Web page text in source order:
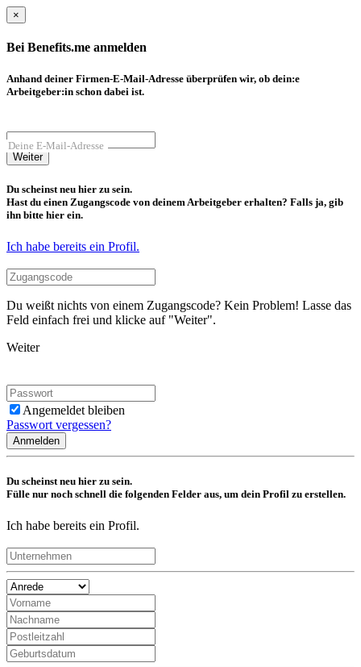
×
Bei Benefits.me anmelden
Anhand deiner Firmen-E-Mail-Adresse überprüfen wir, ob dein:e
Arbeitgeber:in schon dabei ist.
Deine E-Mail-Adresse
Weiter
Du scheinst neu hier zu sein.
Hast du einen Zugangscode von deinem Arbeitgeber erhalten? Falls ja, gib
ihn bitte hier ein.
Ich habe bereits ein Profil.
Du weißt nichts von einem Zugangscode? Kein Problem! Lasse das
Feld einfach frei und klicke auf "Weiter".
Weiter
Angemeldet bleiben
Passwort vergessen?
Anmelden
Du scheinst neu hier zu sein.
Fülle nur noch schnell die folgenden Felder aus, um dein Profil zu erstellen.
Ich habe bereits ein Profil.